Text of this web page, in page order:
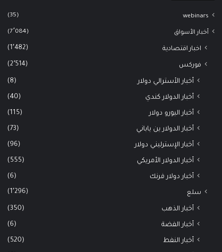
webinars
(35)
أخبار الأسواق (7٬084)
اخبار اقتصادية (1٬482)
فوركس (2٬514)
أخبار الأسترالي دولار (8)
أخبار الدولار كندي (40)
أخبار اليورو دولار (115)
أخبار الدولار ين ياباني (73)
أخبار الإسترليني دولار (96)
أخبار الدولار الأمريكي (555)
أخبار دولار فرنك (6)
سلع (1٬296)
أخبار الذهب (350)
أخبار الفضة (6)
أخبار النفط (520)